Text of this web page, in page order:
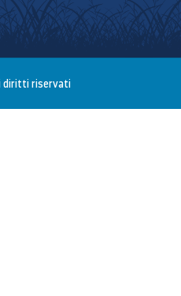
diritti riservati